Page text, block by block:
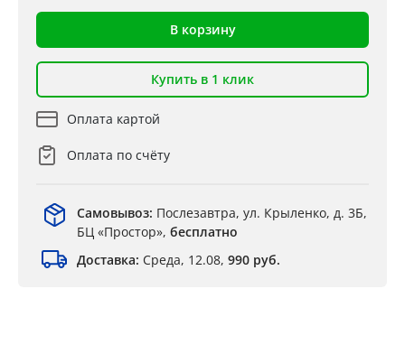
В корзину
Купить в 1 клик
Оплата картой
Оплата по счёту
Самовывоз: Послезавтра, ул. Крыленко, д. 3Б,
БЦ «Простор», бесплатно
Доставка: Среда, 12.08, 990 руб.